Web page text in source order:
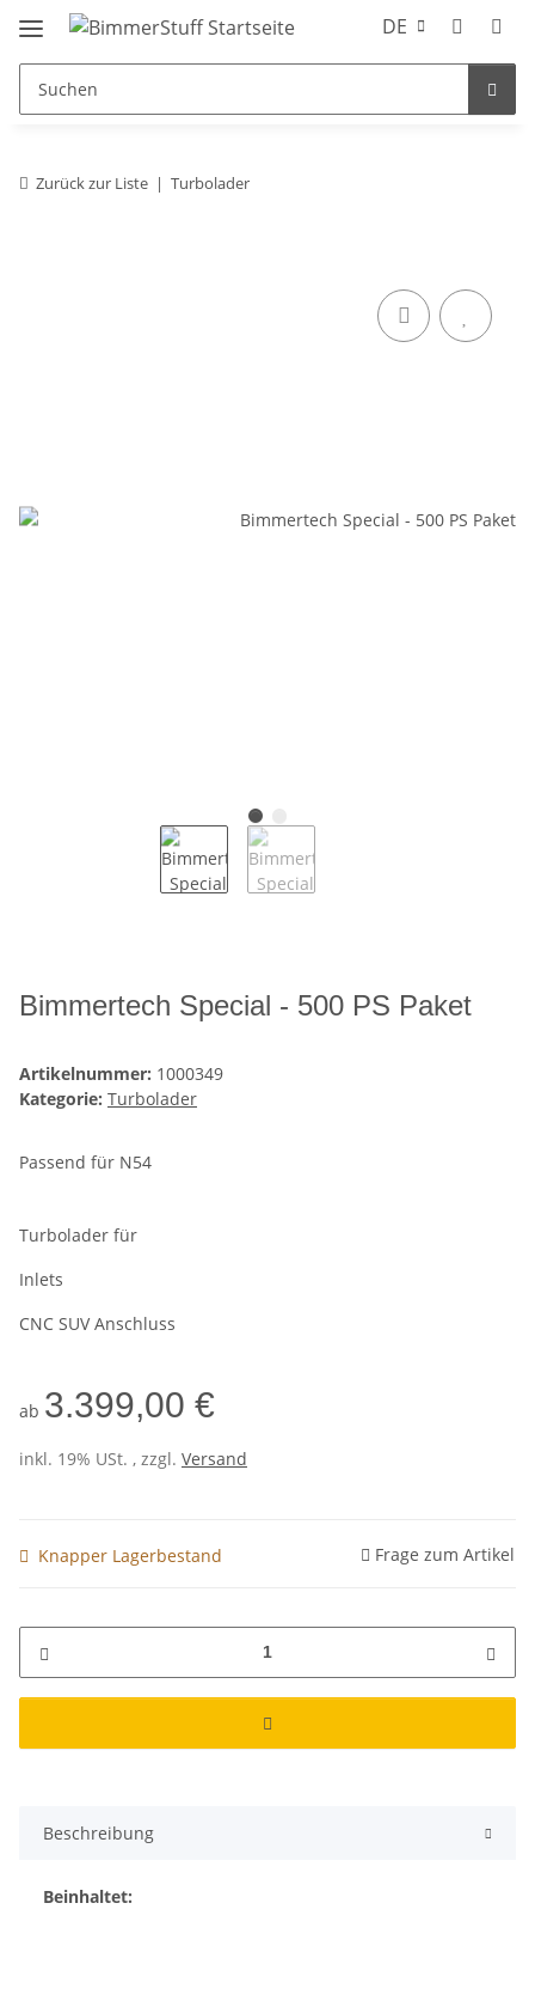
DE
Zurück zur Liste Turbolader
Bimmertech Special - 500 PS Paket
Artikelnummer: 1000349
Kategorie: Turbolader
Passend für N54
Turbolader für
Inlets
CNC SUV Anschluss
ab 3.399,00 €
inkl. 19% USt. , zzgl. Versand
Knapper Lagerbestand Frage zum Artikel
Beschreibung
Beinhaltet: